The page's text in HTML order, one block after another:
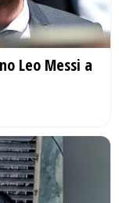
Leo Messi a